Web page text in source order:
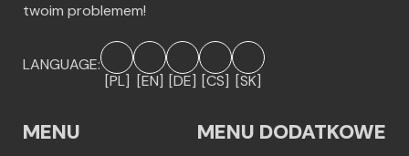
twoim problemem!
LANGUAGE:
[PL] [EN] [DE] [CS] [SK]
MENU MENU DODATKOWE